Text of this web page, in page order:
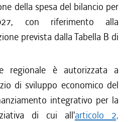
della spesa del bilancio per
con riferimento alla
prevista dalla Tabella B di
regionale è autorizzata a
di sviluppo economico del
integrativo per la
di cui all'articolo 2,